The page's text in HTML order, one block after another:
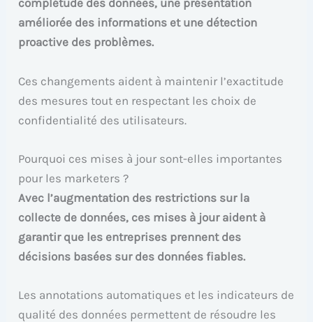
complétude des données, une présentation
améliorée des informations et une détection
proactive des problèmes.
Ces changements aident à maintenir l’exactitude
des mesures tout en respectant les choix de
confidentialité des utilisateurs.
Pourquoi ces mises à jour sont-elles importantes
pour les marketers ?
Avec l’augmentation des restrictions sur la
collecte de données, ces mises à jour aident à
garantir que les entreprises prennent des
décisions basées sur des données fiables.
Les annotations automatiques et les indicateurs de
qualité des données permettent de résoudre les